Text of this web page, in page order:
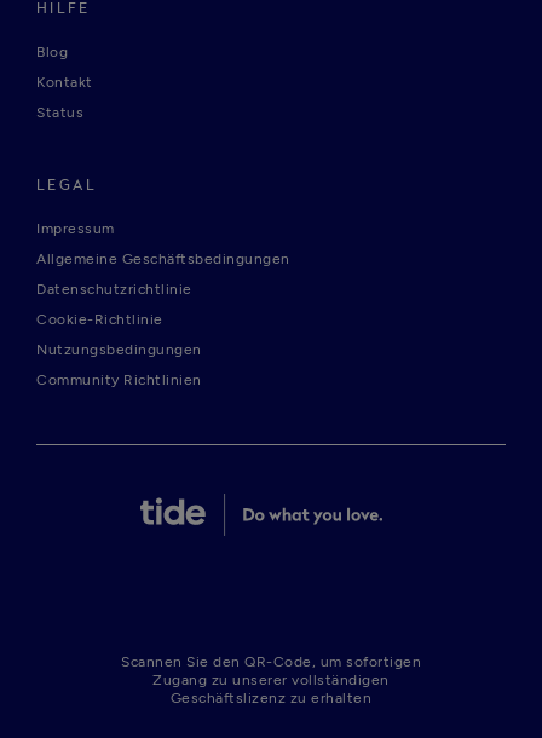
HILFE
Blog
Kontakt
Status
LEGAL
Impressum
Allgemeine Geschäftsbedingungen
Datenschutzrichtlinie
Cookie-Richtlinie
Nutzungsbedingungen
Community Richtlinien
Scannen Sie den QR-Code, um sofortigen
Zugang zu unserer vollständigen
Geschäftslizenz zu erhalten